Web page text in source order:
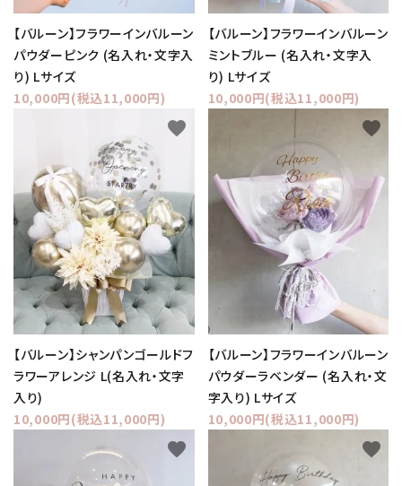
【バルーン】フラワーインバルーン
パウダーピンク (名入れ・文字入
り) Lサイズ
10,000円(税込11,000円)
【バルーン】フラワーインバルーン
ミントブルー (名入れ・文字入
り) Lサイズ
10,000円(税込11,000円)
【バルーン】シャンパンゴールドフ
ラワーアレンジ L(名入れ・文字
入り)
10,000円(税込11,000円)
favorite
【バルーン】フラワーインバルーン
パウダーラベンダー (名入れ・文
字入り) Lサイズ
10,000円(税込11,000円)
favorite
favorite favorite